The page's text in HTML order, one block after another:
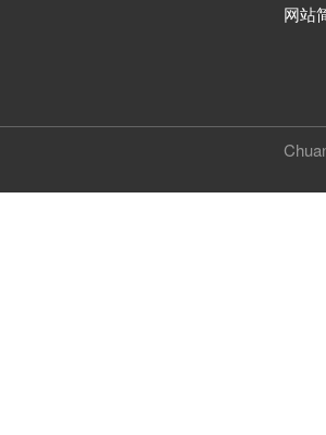
网站